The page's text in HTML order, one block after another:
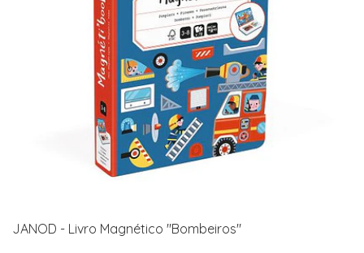
JANOD - Livro Magnético "Bombeiros"